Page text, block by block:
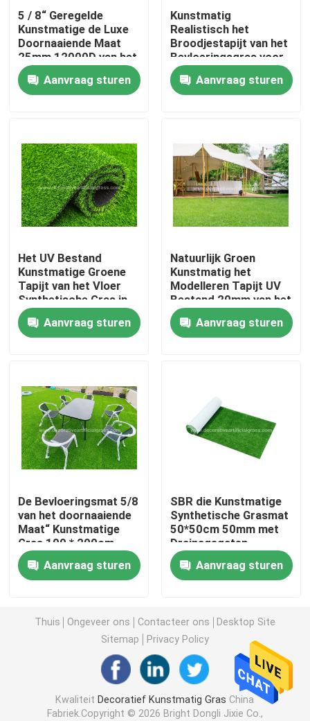
Huis
Producten
Over ons
Kwaliteitscontrole
Neem contact met ons op
Nieuws
Gevallen
Decoratief Kunstmatig Gras
Kunstmatig Grasgras
Kunstmatige bloemblaadjes
Kunstbloembal
Kunstmatige Decoratieinstallaties
Decoratieve Ornamenten
Kunstmatig Moss Mat
5 / 8“ Geregelde
Kunstmatige de Luxe
Doornaaiende Maat
25mm 12000D van het
Grasgras
Aanvraag sturen
Kunstmatig
Realistisch het
Broodjestapijt van het
Bevloeringsgras voor
Tuinbinnenplaats
17000D 2 *
25m/Broodje
Aanvraag sturen
Het UV Bestand
Kunstmatige Groene
Tapijt van het Vloer
Synthetische Gras in
Broodjespe + pp
8800D 40mm
Aanvraag sturen
Natuurlijk Groen
Kunstmatig het
Modelleren Tapijt UV
Bestand 20mm van het
Grasgras
Aanvraag sturen
De Bevloeringsmat 5/8
van het doornaaiende
Maat“ Kunstmatige
Gras 100 * 200cm
voor Balkonterras
Aanvraag sturen
SBR die Kunstmatige
Synthetische Grasmat
50*50cm 50mm met
Drainagegaten
steunen
Aanvraag sturen
Thuis Ongeveer ons Contacteer ons
Desktop Site
Sitemap
Privacy Policy
Kwaliteit Decoratief Kunstmatig Gras China
Fabriek.Copyright © 2026 Bright Dongli Jixie Co.,